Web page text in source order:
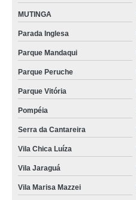
MUTINGA
Parada Inglesa
Parque Mandaqui
Parque Peruche
Parque Vitória
Pompéia
Serra da Cantareira
Vila Chica Luíza
Vila Jaraguá
Vila Marisa Mazzei